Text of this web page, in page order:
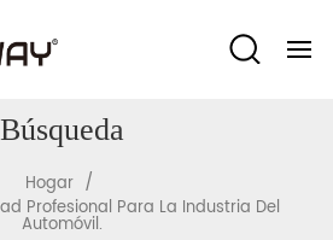
Búsqueda
Hogar /
Profesional Para La Industria Del
Automóvil.